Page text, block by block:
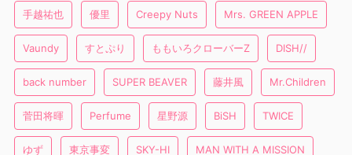
手越祐也 優里 Creepy Nuts Mrs. GREEN APPLE
Vaundy すとぷり ももいろクローバーZ DISH//
back number SUPER BEAVER 藤井風 Mr.Children
菅田将暉 Perfume 星野源 BiSH TWICE
ゆず 東京事変 SKY-HI MAN WITH A MISSION